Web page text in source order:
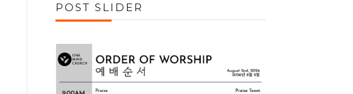
POST SLIDER